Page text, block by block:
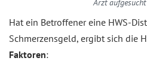
Arzt
Hat ein Betroffener eine HWS-
Schmerzensgeld, ergibt sich die
Faktoren: